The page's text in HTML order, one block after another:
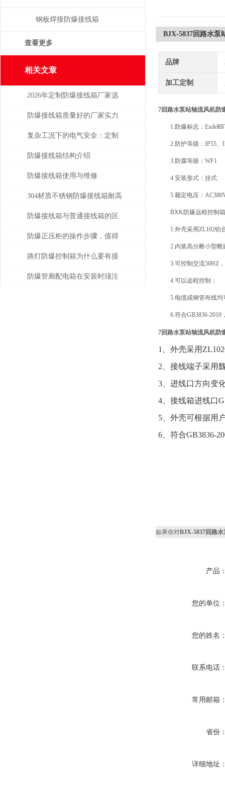
BJX-5837回路水泵
品牌
加工定制
7回路水泵站轴流风机
1.防爆标志：
2.防护等级：IP55、
3.防腐等级：WF1
4.安装形式：挂式
5.额定电压：
BXK防爆远程控制箱
1.外壳采用ZL102铝合
2.内装高分断小型断
3.可控制交流50HZ，
4.可以远程控制；
5.电缆或钢管布线均
6.符合GB3836-2010
7回路水泵站轴流风机
1、外壳采用
2、接线端子采用
3、进线口方向变
4、接线箱进线口
5、外壳可根据用
6、符合GB3836-
如果你对BJX-5837回路
产品
您的单位
您的姓名
联系电话
常用邮箱
省份
详细地址
钢板焊接防爆接线箱
查看更多
相关文章
2026年定制防爆接线箱厂家选
购指南
防爆接线箱质量好的厂家实力
与产品性能解读
复杂工况下的电气安全：定制
防爆接线箱优质厂家的解决方
案
防爆接线箱结构介绍
防爆接线箱使用与维修
304材质不锈钢防爆接线箱耐高
温多少
防爆接线箱与普通接线箱的区
别在哪?
防爆正压柜的操作步骤，值得
了解一下
路灯防爆控制箱为什么要有接
触器
防爆管廊配电箱在安装时须注